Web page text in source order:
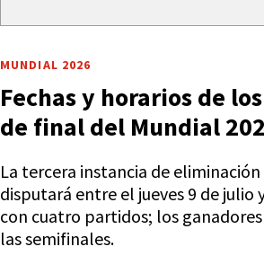
MUNDIAL 2026
Fechas y horarios de
de final del Mundial
La tercera instancia de
disputará entre el jueves 9 de julio
con cuatro partidos; los
las semifinales.